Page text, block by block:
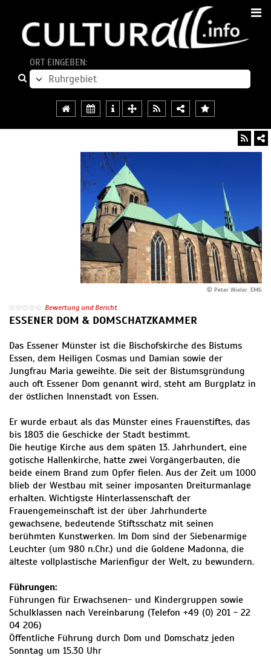
ORT EINGEBEN:
© Peter Wieler, EMG
Bewertung und Bericht
ESSENER DOM & DOMSCHATZKAMMER
Das Essener Münster ist die Bischofskirche des Bistums
Essen, dem Heiligen Cosmas und Damian sowie der
Jungfrau Maria geweihte. Die seit der Bistumsgründung
auch oft Essener Dom genannt wird, steht am Burgplatz in
der östlichen Innenstadt von Essen.
Er wurde erbaut als das Münster eines Frauenstiftes, das
bis 1803 die Geschicke der Stadt bestimmt.
Die heutige Kirche aus dem späten 13. Jahrhundert, eine
gotische Hallenkirche, hatte zwei Vorgängerbauten, die
beide einem Brand zum Opfer fielen. Aus der Zeit um 1000
blieb der Westbau mit seiner imposanten Dreiturmanlage
erhalten. Wichtigste Hinterlassenschaft der
Frauengemeinschaft ist der über Jahrhunderte
gewachsene, bedeutende Stiftsschatz mit seinen
berühmten Kunstwerken. Im Dom sind der Siebenarmige
Leuchter (um 980 n.Chr.) und die Goldene Madonna, die
älteste vollplastische Marienfigur der Welt, zu bewundern.
Führungen:
Führungen für Erwachsenen- und Kindergruppen sowie
Schulklassen nach Vereinbarung (Telefon +49 (0) 201 - 22
04 206)
Öffentliche Führung durch Dom und Domschatz jeden
Sonntag um 15.30 Uhr